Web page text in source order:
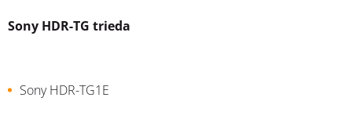
Sony HDR-TG trieda
Sony HDR-TG1E